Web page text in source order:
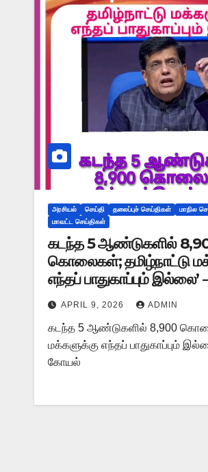
அரசியல் செய்தி தலைப்புச் செய்திகள்
மாநில
மாவட்ட செய்திகள்
கடந்த 5 ஆண்டுகளில்
கொலைகள்; தமிழ்நாட்டு
எந்தப் பாதுகாப்பும் இல்லை’
கோயல்
APRIL 9, 2026 ADMIN
கடந்த 5 ஆண்டுகளில் 8,900
மக்களுக்கு எந்தப் பாதுகாப்பும்
கோயல்